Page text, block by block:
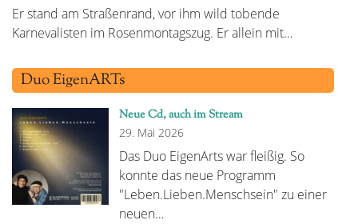
Er stand am Straßenrand, vor ihm wild tobende
Karnevalisten im Rosenmontagszug. Er allein mit…
Duo EigenARTs
Neue Cd, auch im Stream
29. Mai 2026
Das Duo EigenArts war fleißig. So
konnte das neue Programm
"Leben.Lieben.Menschsein" zu einer
neuen…